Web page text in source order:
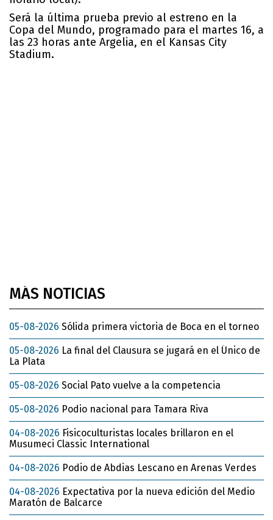
Será la última prueba previo al estreno en la
Copa del Mundo, programado para el martes 16, a
las 23 horas ante Argelia, en el Kansas City
Stadium.
MÁS NOTICIAS
05-08-2026 Sólida primera victoria de Boca en el torneo
05-08-2026 La final del Clausura se jugará en el Único de
La Plata
05-08-2026 Social Pato vuelve a la competencia
05-08-2026 Podio nacional para Tamara Riva
04-08-2026 Fisicoculturistas locales brillaron en el
Musumeci Classic International
04-08-2026 Podio de Abdias Lescano en Arenas Verdes
04-08-2026 Expectativa por la nueva edición del Medio
Maratón de Balcarce